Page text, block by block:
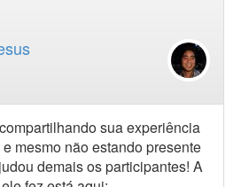
sua experiência
mesmo não estando presente
demais os participantes! A